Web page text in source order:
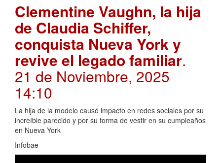
Clementine Vaughn, la hija
de Claudia Schiffer,
conquista Nueva York y
revive el legado familiar.
21 de Noviembre, 2025
14:10
La hija de la modelo causó impacto en redes sociales por su
increíble parecido y por su forma de vestir en su cumpleaños
en Nueva York
Infobae